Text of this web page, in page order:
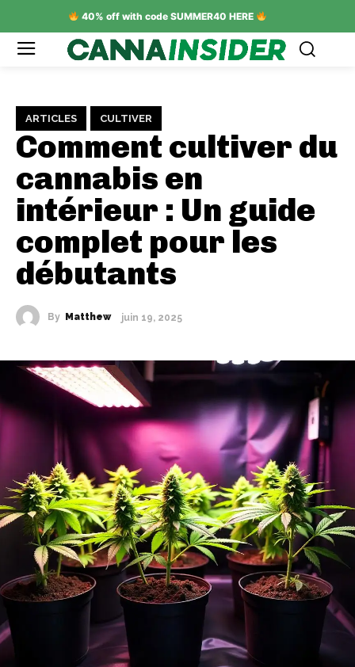
40% off with code SUMMER40 HERE
ARTICLES CULTIVER
Comment cultiver du
cannabis en
intérieur : Un guide
complet pour les
débutants
By Matthew juin 19, 2025